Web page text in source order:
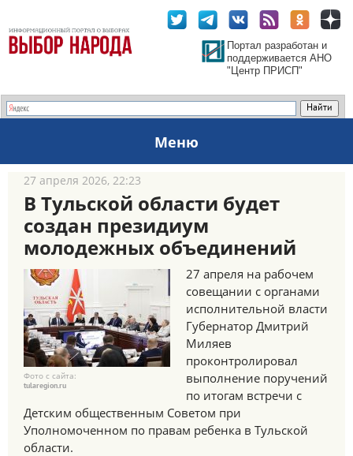
Портал разработан и
поддерживается АНО
"Центр ПРИСП"
Меню
27 апреля 2026, 22:23
В Тульской области будет
создан президиум
молодежных объединений
Фото с сайта:
tularegion.ru
27 апреля на рабочем
совещании с органами
исполнительной власти
Губернатор Дмитрий
Миляев
проконтролировал
выполнение поручений
по итогам встречи с
Детским общественным Советом при
Уполномоченном по правам ребенка в Тульской
области.